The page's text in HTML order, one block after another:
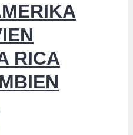
RICA